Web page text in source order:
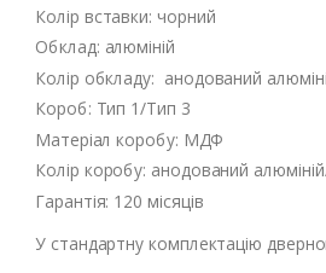
Колір вставки: чорний
Обклад: алюміній
Колір обкладу: анодований
Короб: Тип 1/Тип 3
Матеріал коробу: МДФ
Колір коробу: анодований
Гарантія: 120 місяців
У стандартну комплектацію